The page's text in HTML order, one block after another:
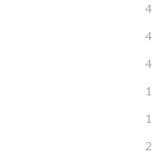
4
4
4
1
1
2